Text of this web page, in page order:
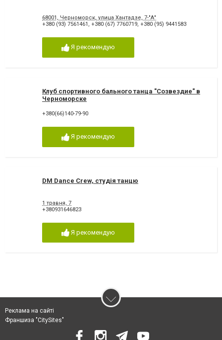
68001, Черноморск, улица Хантадзе, 7-"А"
+380 (93) 7561461 , +380 (67) 7760719, +380 (95) 9441583
Я рекомендую
Клуб спортивного бального танца "Созвездие" в
Черноморске
+380(66)140-79-90
Я рекомендую
DM Dance Crew, студія танцю
1 травня, 7
+380931646823
Я рекомендую
Реклама на сайті
Франшиза "CitySites"